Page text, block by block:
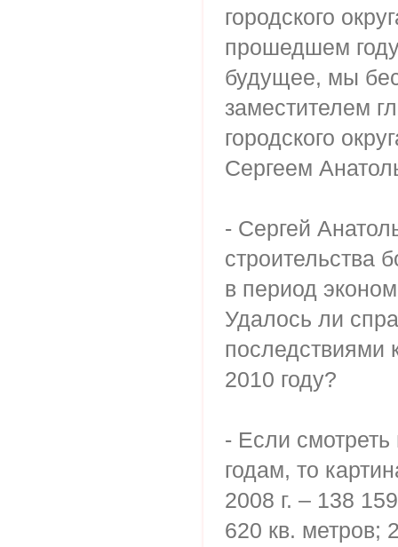
городского
прошедшем
будущее, мы
заместителем
городского
Сергеем
- Сергей
строительства
в период
Удалось ли
последствиями
2010 году?
- Если
годам, то
2008 г. – 138
620 кв. метров;